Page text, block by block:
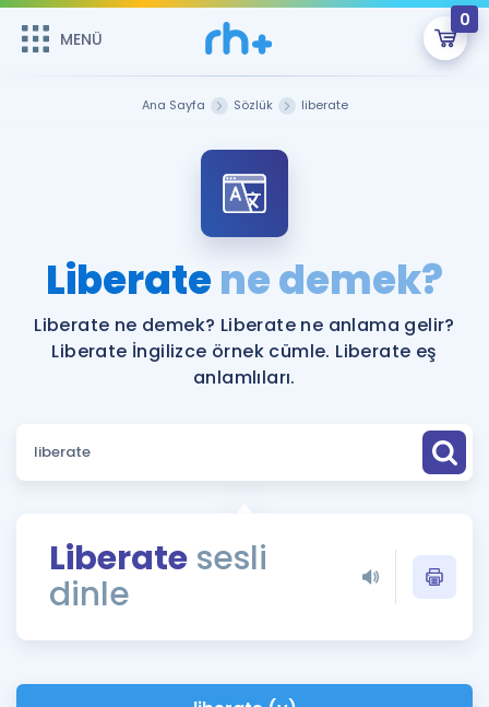
MENÜ
0
ÜYE DEĞİLİM
Sepetin Şu An Boş.
Remzi Hoca ile seni sınava hazırlayacak onlarca eğitim seni
bekliyor!
MENÜ
Faydalı Araçlar
Sözlük
Rehberlik Aracı
ÖSYM Sınav Takvimi
Hakkımızda
Ana Sayfa Sözlük liberate
Liberatene demek?
Liberate ne demek? Liberate ne anlama gelir?
Liberate İngilizce örnek cümle. Liberate eş
anlamlıları.
Liberate sesli
dinle